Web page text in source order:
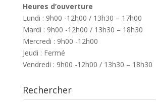
Heures d’ouverture
Lundi : 9h00 -12h00 / 13h30 – 17h00
Mardi : 9h00 -12h00 / 13h30 – 18h30
Mercredi : 9h00 -12h00
Jeudi : Fermé
Vendredi : 9h00 -12h00 / 13h30 – 18h30
Rechercher